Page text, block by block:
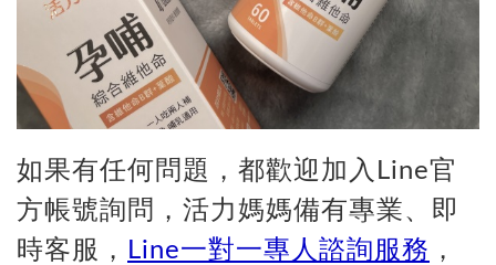
如果有任何問題，都歡迎加入Line官
方帳號詢問，活力媽媽備有專業、即
時客服，
Line一對一專人諮詢服務 ，